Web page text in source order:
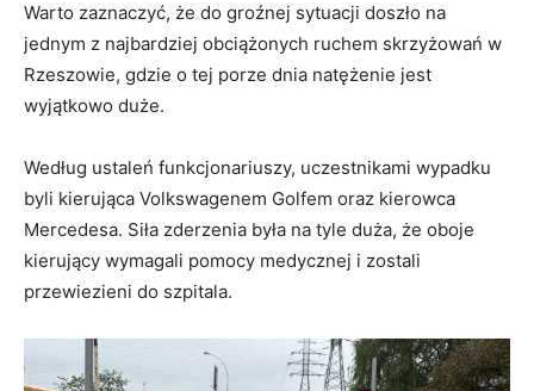
Warto zaznaczyć, że do groźnej sytuacji doszło na
jednym z najbardziej obciążonych ruchem skrzyżowań w
Rzeszowie, gdzie o tej porze dnia natężenie jest
wyjątkowo duże.
Według ustaleń funkcjonariuszy, uczestnikami wypadku
byli kierująca Volkswagenem Golfem oraz kierowca
Mercedesa. Siła zderzenia była na tyle duża, że oboje
kierujący wymagali pomocy medycznej i zostali
przewiezieni do szpitala.